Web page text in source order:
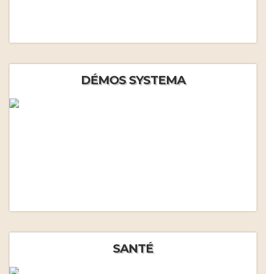
DÉMOS SYSTEMA
SANTÉ